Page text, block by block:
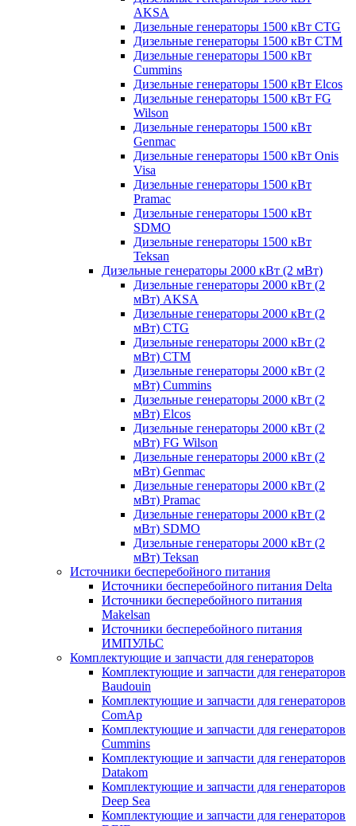
AKSA
Дизельные генераторы 1500 кВт CTG
Дизельные генераторы 1500 кВт CTM
Дизельные генераторы 1500 кВт
Cummins
Дизельные генераторы 1500 кВт Elcos
Дизельные генераторы 1500 кВт FG
Wilson
Дизельные генераторы 1500 кВт
Genmac
Дизельные генераторы 1500 кВт Onis
Visa
Дизельные генераторы 1500 кВт
Pramac
Дизельные генераторы 1500 кВт
SDMO
Дизельные генераторы 1500 кВт
Teksan
Дизельные генераторы 2000 кВт (2 мВт)
Дизельные генераторы 2000 кВт (2
мВт) AKSA
Дизельные генераторы 2000 кВт (2
мВт) CTG
Дизельные генераторы 2000 кВт (2
мВт) CTM
Дизельные генераторы 2000 кВт (2
мВт) Cummins
Дизельные генераторы 2000 кВт (2
мВт) Elcos
Дизельные генераторы 2000 кВт (2
мВт) FG Wilson
Дизельные генераторы 2000 кВт (2
мВт) Genmac
Дизельные генераторы 2000 кВт (2
мВт) Pramac
Дизельные генераторы 2000 кВт (2
мВт) SDMO
Дизельные генераторы 2000 кВт (2
мВт) Teksan
Источники бесперебойного питания
Источники бесперебойного питания Delta
Источники бесперебойного питания
Makelsan
Источники бесперебойного питания
ИМПУЛЬС
Комплектующие и запчасти для генераторов
Комплектующие и запчасти для генераторов
Baudouin
Комплектующие и запчасти для генераторов
ComAp
Комплектующие и запчасти для генераторов
Cummins
Комплектующие и запчасти для генераторов
Datakom
Комплектующие и запчасти для генераторов
Deep Sea
Комплектующие и запчасти для генераторов